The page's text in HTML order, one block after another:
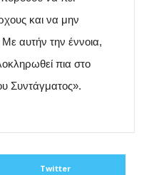
και να μην
Με αυτήν την έννοια,
πια στο
Συντάγματος».
Twitter